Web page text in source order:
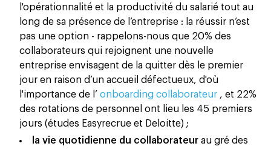
l'opérationnalité et la productivité du salarié tout au
long de sa présence de l’entreprise : la réussir n’est
pas une option - rappelons-nous que 20% des
collaborateurs qui rejoignent une nouvelle
entreprise envisagent de la quitter dès le premier
jour en raison d’un accueil défectueux, d'où
l'importance de l’ onboarding collaborateur , et 22%
des rotations de personnel ont lieu les 45 premiers
jours (études Easyrecrue et Deloitte) ;
la vie quotidienne du collaborateur au gré des